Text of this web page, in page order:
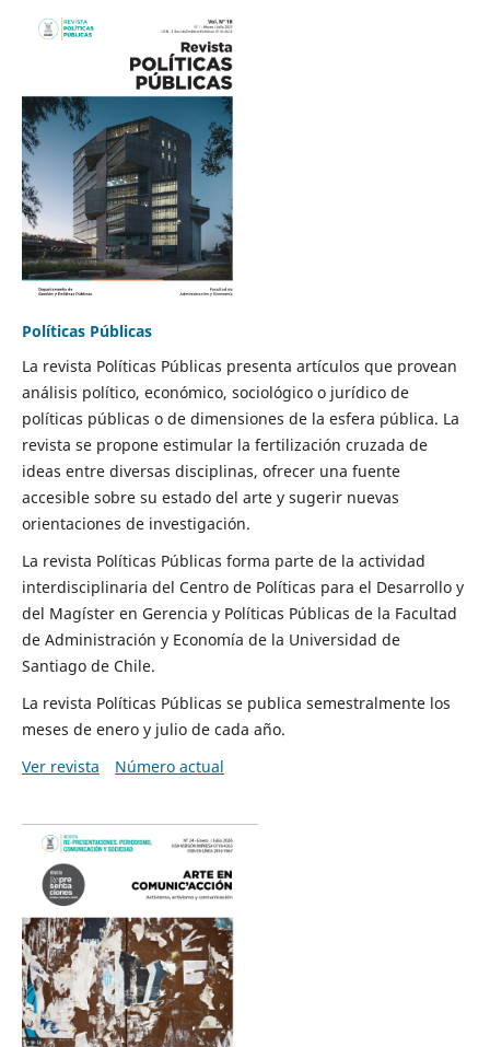
Políticas Públicas
La revista Políticas Públicas presenta artículos que provean
análisis político, económico, sociológico o jurídico de
políticas públicas o de dimensiones de la esfera pública. La
revista se propone estimular la fertilización cruzada de
ideas entre diversas disciplinas, ofrecer una fuente
accesible sobre su estado del arte y sugerir nuevas
orientaciones de investigación.
La revista Políticas Públicas forma parte de la actividad
interdisciplinaria del Centro de Políticas para el Desarrollo y
del Magíster en Gerencia y Políticas Públicas de la Facultad
de Administración y Economía de la Universidad de
Santiago de Chile.
La revista Políticas Públicas se publica semestralmente los
meses de enero y julio de cada año.
Ver revista
Número actual